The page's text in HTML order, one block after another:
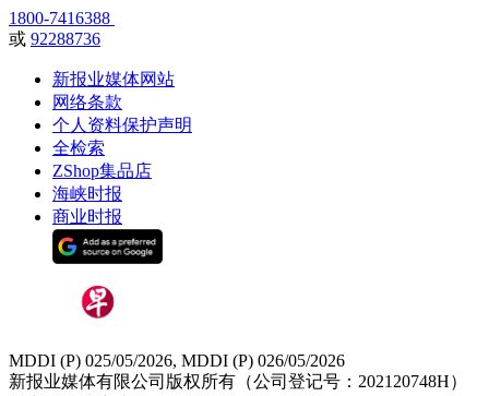
1800-7416388
或 92288736
新报业媒体网站
网络条款
个人资料保护声明
全检索
ZShop集品店
海峡时报
商业时报
MDDI (P) 025/05/2026, MDDI (P) 026/05/2026
新报业媒体有限公司版权所有（公司登记号：202120748H）